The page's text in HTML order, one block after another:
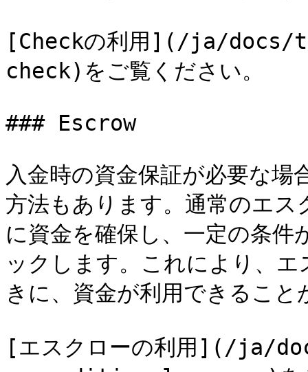
[Checkの利用](/ja/
check)をご覧ください。
### Escrow
入金時の資金保証が必要な
方法もあります。通常のエ
に資金を確保し、一定の条
ックします。これにより、
きに、資金が利用できること
[エスクローの利用](/ja/